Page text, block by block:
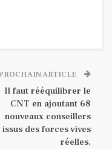
ARTICLE
Il faut rééquilibrer le
CNT en ajoutant 68
nouveaux conseillers
issus des forces vives
réelles.